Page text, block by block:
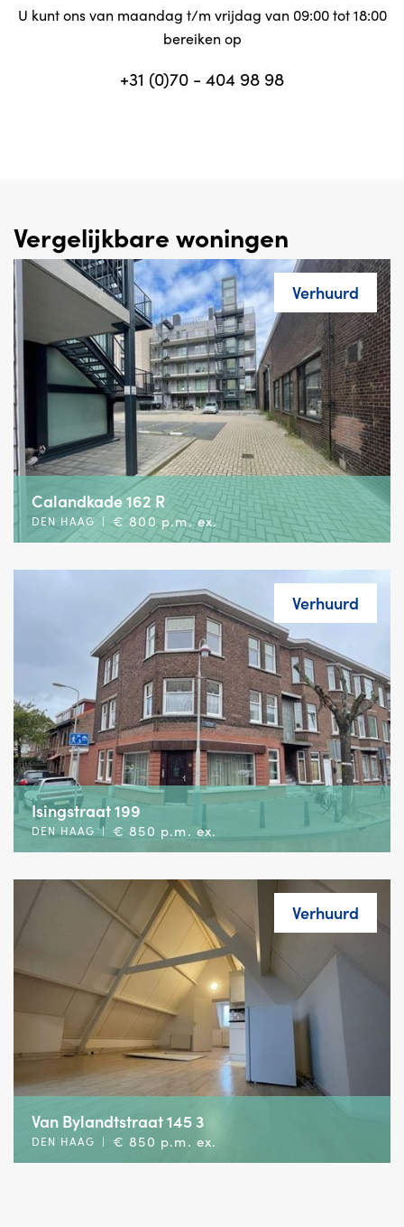
U kunt ons van maandag t/m vrijdag van 09:00 tot 18:00
bereiken op
+31 (0)70 - 404 98 98
Vergelijkbare woningen
Verhuurd
Calandkade 162 R
DEN HAAG | € 800 p.m. ex.
Verhuurd
Isingstraat 199
DEN HAAG | € 850 p.m. ex.
Verhuurd
Van Bylandtstraat 145 3
DEN HAAG | € 850 p.m. ex.